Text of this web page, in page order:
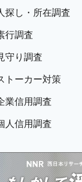
探し・所在調査
行調査
守り調査
トーカー対策
業信用調査
人信用調査